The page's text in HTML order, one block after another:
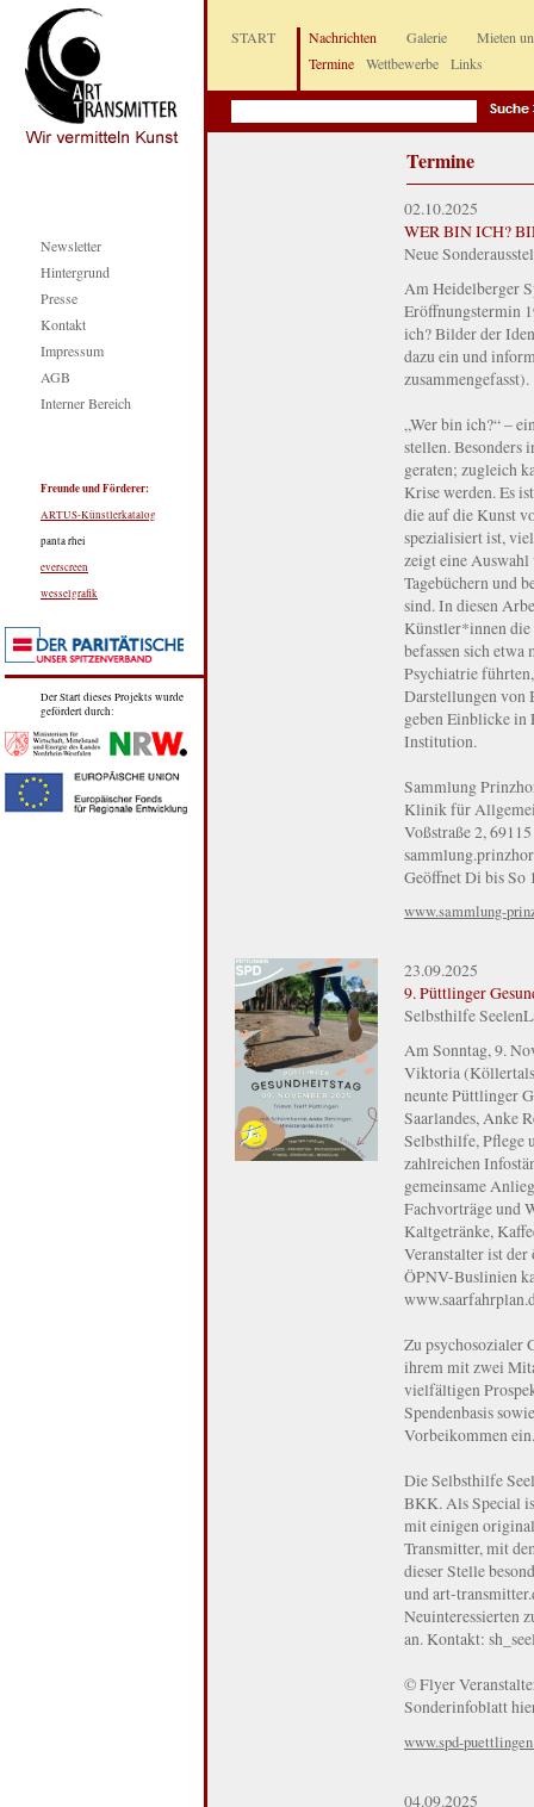
Newsletter
Hintergrund
Presse
Kontakt
Impressum
AGB
Interner Bereich
Freunde und Förderer:
ARTUS-Künstlerkatalog
panta rhei
everscreen
wesselgrafik
Der Start dieses Projekts wurde
gefördert durch:
START
Nachrichten
Termine
Wettbewerbe Links
Galerie Mieten
Termine
02.10.2025
WER BIN ICH?
Neue
Am Heidelberger
Eröffnungstermin
ich? Bilder der
dazu ein und
zusammengefasst).
„Wer bin ich?“ –
stellen. Besonders
geraten; zugleich
Krise werden. Es
die auf die Kunst
spezialisiert ist,
zeigt eine
Tagebüchern und
sind. In diesen
Künstler*innen die
befassen sich
Psychiatrie
Darstellungen von
geben Einblicke in
Institution.
Sammlung
Klinik für
Voßstraße 2,
Geöffnet Di bis So
www.sammlung-
23.09.2025
9. Püttlinger
Selbsthilfe
Am Sonntag, 9.
Viktoria
neunte Püttlinger
Saarlandes, Anke
Selbsthilfe, Pflege
zahlreichen
gemeinsame
Fachvorträge und
Kaltgetränke,
Veranstalter ist
ÖPNV-Buslinien
Zu psychosozialer
ihrem mit zwei
vielfältigen
Spendenbasis
Vorbeikommen
Die Selbsthilfe
BKK. Als Special
mit einigen
Transmitter, mit
dieser Stelle
und art-
Neuinteressierten
an. Kontakt:
© Flyer
Sonderinfoblatt
www.spd-
04.09.2025